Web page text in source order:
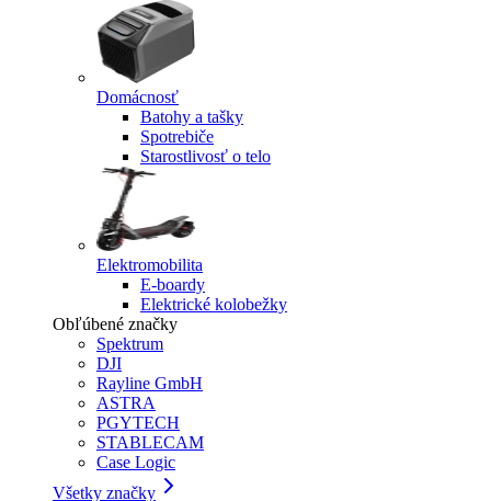
Domácnosť
Batohy a tašky
Spotrebiče
Starostlivosť o telo
Elektromobilita
E-boardy
Elektrické kolobežky
Obľúbené značky
Spektrum
DJI
Rayline GmbH
ASTRA
PGYTECH
STABLECAM
Case Logic
Všetky značky